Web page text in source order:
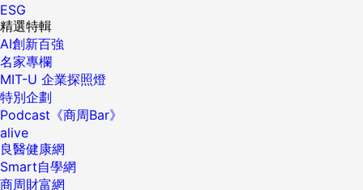
ESG
精選特輯
AI創新百強
名家專欄
MIT-U 企業探照燈
特別企劃
Podcast《商周Bar》
alive
良醫健康網
Smart自學網
商周財富網